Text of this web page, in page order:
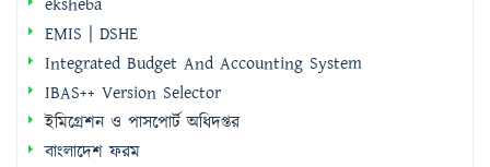
eksheba
EMIS | DSHE
Integrated Budget And Accounting System
IBAS++ Version Selector
ইমিগ্রেশন ও পাসপোর্ট অধিদপ্তর
বাংলাদেশ ফরম